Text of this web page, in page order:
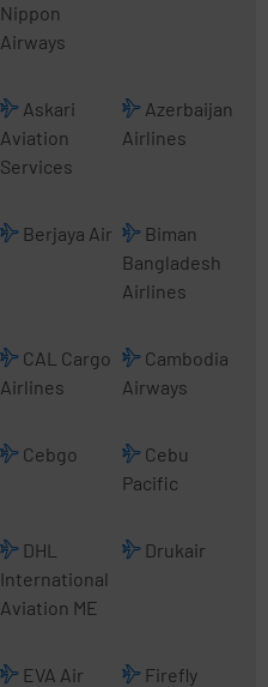
Nippon
Airways
Askari
Aviation
Services
Azerbaijan
Airlines
Berjaya Air
Biman
Bangladesh
Airlines
CAL Cargo
Airlines
Cambodia
Airways
Cebgo
Cebu
Pacific
DHL
International
Aviation ME
Drukair
EVA Air Firefly